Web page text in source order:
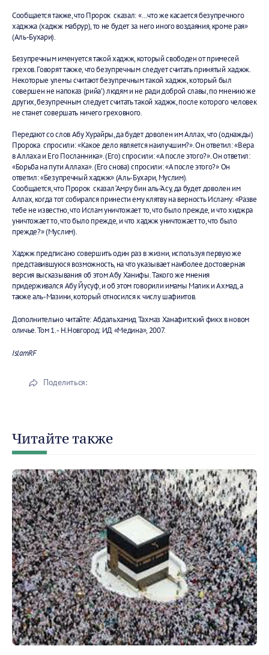
Сообщается также, что Пророк сказал: «…что же касается безупречного
хаджжа (хаджж мабрур), то не будет за него иного воздаяния, кроме рая»
(Аль-Бухари).
Безупречным именуется такой хаджж, который свободен от примесей
грехов. Говорят также, что безупречным следует считать принятый хаджж.
Некоторые улемы считают безупречным такой хаджж, который был
совершен не напоказ (рийа’) людям и не ради доброй славы, по мнению же
других, безупречным следует считать такой хаджж, после которого человек
не станет совершать ничего греховного.
Передают со слов Абу Хурайры, да будет доволен им Аллах, что (однажды)
Пророка спросили: «Какое дело является наилучшим?». Он ответил: «Вера
в Аллаха и Его Посланника». (Его) спросили: «А после этого?». Он ответил:
«Борьба на пути Аллаха». (Его снова) спросили: «А после этого?» Он
ответил: «Безупречный хаджж» (Аль-Бухари, Муслим).
Сообщается, что Пророк сказал ‘Амру бин аль-‘Асу, да будет доволен им
Аллах, когда тот собирался принести ему клятву на верность Исламу: «Разве
тебе не известно, что Ислам уничтожает то, что было прежде, и что хиджра
уничтожает то, что было прежде, и что хаджж уничтожает то, что было
прежде?» (Муслим).
Хаджж предписано совершить один раз в жизни, используя первую же
представившуюся возможность, на что указывает наиболее достоверная
версия высказывания об этом Абу Ханифы. Такого же мнения
придерживался Абу Йусуф, и об этом говорили имамы Малик и Ахмад, а
также аль-Мазини, который относился к числу шафиитов.
Дополнительно читайте: Абдальхамид Тахмаз Ханафитский фикх в новом
оличье. Том 1. - Н.Новгород: ИД «Медина», 2007.
IslamRF
Поделиться:
Читайте также